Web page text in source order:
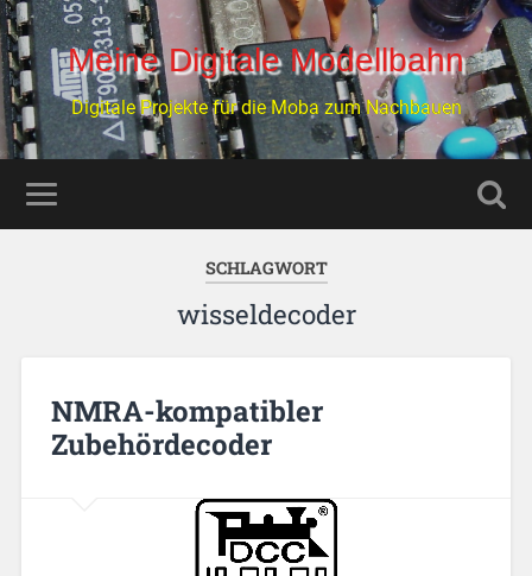
Meine Digitale Modellbahn
Digitale Projekte für die Moba zum Nachbauen
SCHLAGWORT
wisseldecoder
NMRA-kompatibler
Zubehördecoder